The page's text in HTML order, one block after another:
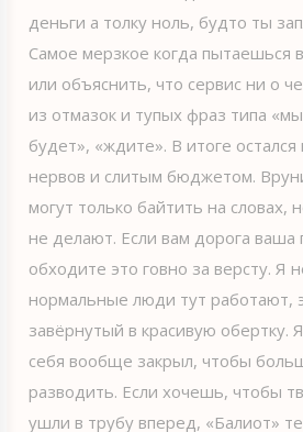
деньги а толку ноль, будто ты
Самое мерзкое когда пытаешься
или объяснить, что сервис ни о
из отмазок и тупых фраз типа
будет», «ждите». В итоге остался
нервов и слитым бюджетом.
могут только байтить на словах,
не делают. Если вам дорога ваша
обходите это говно за версту. Я
нормальные люди тут работают,
завёрнутый в красивую обертку.
себя вообще закрыл, чтобы
разводить. Если хочешь, чтобы
ушли в трубу вперед, «Балиот»